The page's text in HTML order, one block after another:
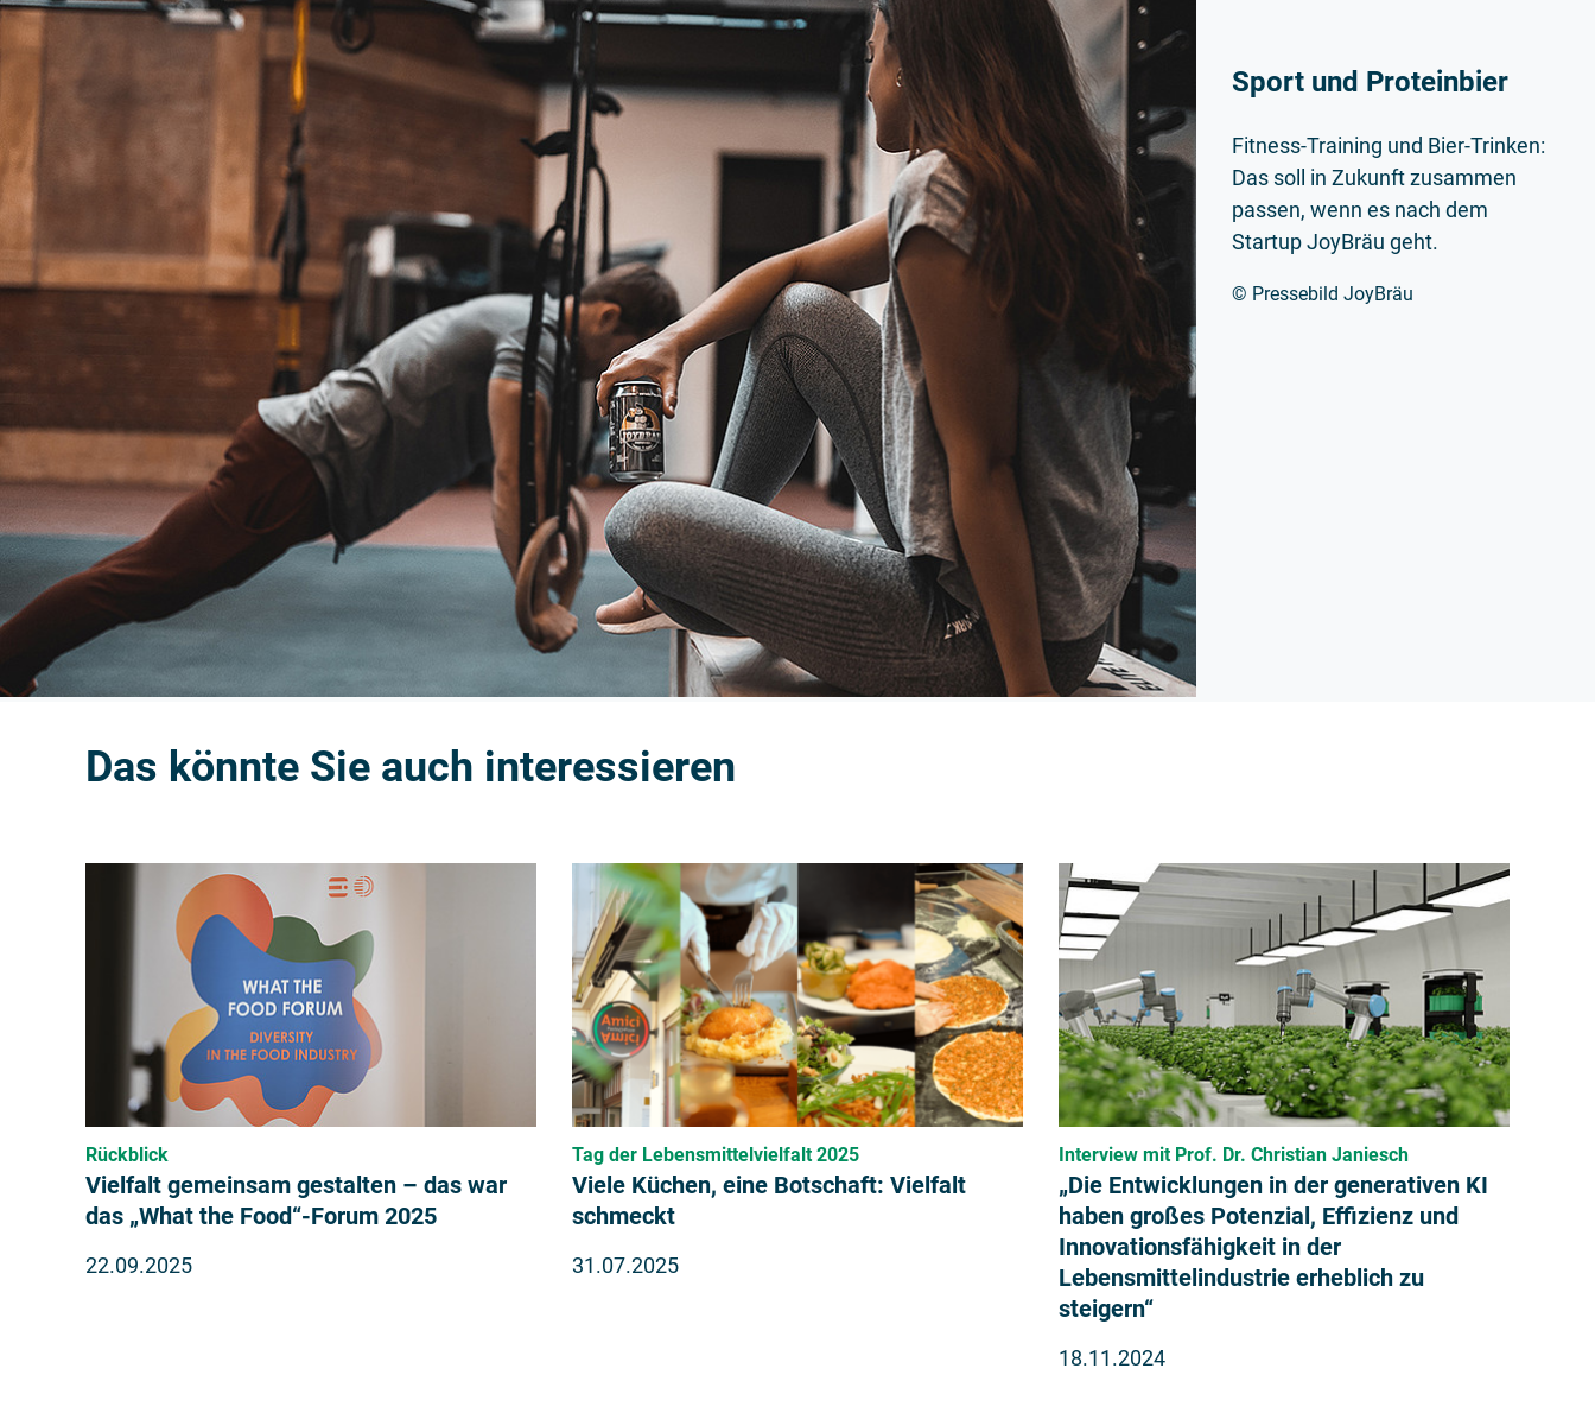
„Wir geben allen Sportlern die Freude am Bier zurück!“ Sport und Proteinbier
Fitness-Training und Bier-Trinken:
Das soll in Zukunft zusammen
passen, wenn es nach dem
Startup JoyBräu geht.
© Pressebild JoyBräu
Das könnte Sie auch interessieren
Rückblick
Vielfalt gemeinsam gestalten – das war
das „What the Food“-Forum 2025
22.09.2025
Tag der Lebensmittelvielfalt 2025
Viele Küchen, eine Botschaft: Vielfalt
schmeckt
31.07.2025
Interview mit Prof. Dr. Christian Janiesch
„Die Entwicklungen in der generativen KI
haben großes Potenzial, Effizienz und
Innovationsfähigkeit in der
Lebensmittelindustrie erheblich zu
steigern“
18.11.2024